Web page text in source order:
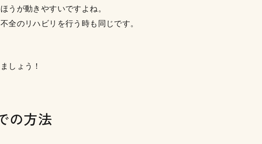
うが動きやすいですよね。
全のリハビリを行う時も同じです。
しょう！
の方法